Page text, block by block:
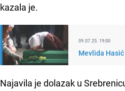
kazala je.
09.07.25. 19:00
Mevlida
Najavila je dolazak u